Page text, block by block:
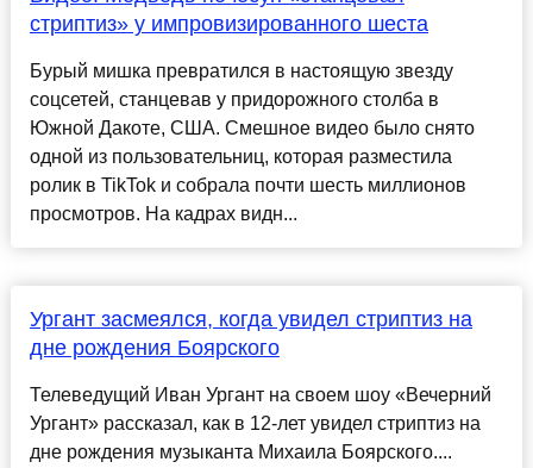
стриптиз» у импровизированного шеста
Бурый мишка превратился в настоящую звезду
соцсетей, станцевав у придорожного столба в
Южной Дакоте, США. Смешное видео было снято
одной из пользовательниц, которая разместила
ролик в TikTok и собрала почти шесть миллионов
просмотров. На кадрах видн...
Ургант засмеялся, когда увидел стриптиз на
дне рождения Боярского
Телеведущий Иван Ургант на своем шоу «Вечерний
Ургант» рассказал, как в 12-лет увидел стриптиз на
дне рождения музыканта Михаила Боярского....